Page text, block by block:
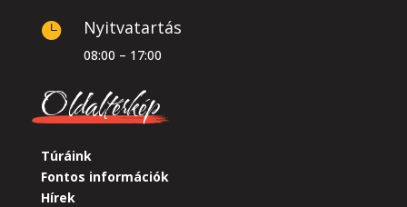
 Nyitvatartás
08:00 – 17:00
Oldaltérkép
Túráink
Fontos információk
Hírek